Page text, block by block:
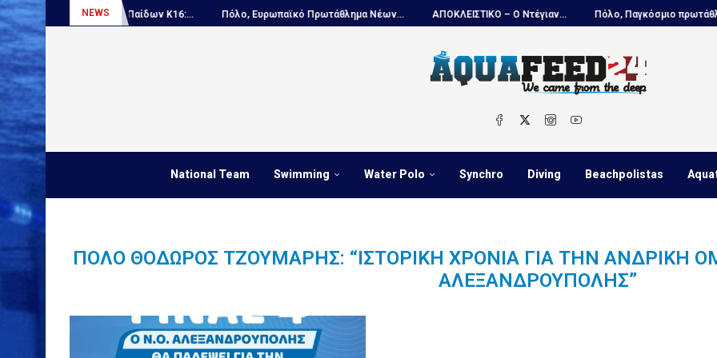
NEWS
Πρωτάθλημα Παίδων Κ16:... Πόλο, Ευρωπαϊκό Πρωτάθλημα Νέων... ΑΠΟΚΛΕΙΣΤΙΚΟ – Ο Ντέγιαν... Πόλο, Παγκόσμιο πρωτάθλημα
National Team Swimming Water Polo Synchro Diving Beachpolistas
ΠΌΛΟ ΘΌΔΩΡΟΣ ΤΖΟΥΜΆΡΗΣ: “ΙΣΤΟΡΙΚΉ ΧΡΟΝΙΆ ΓΙΑ ΤΗΝ ΑΝΔΡΙΚΉ
ΑΛΕΞΑΝΔΡΟΎΠΟΛΗΣ”